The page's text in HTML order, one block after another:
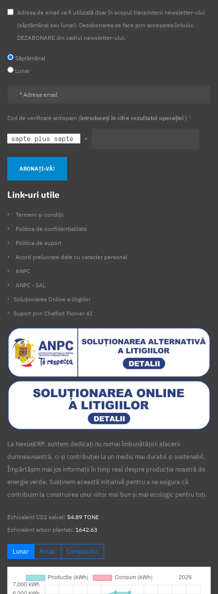
Adresa de email va fi utilizată doar în scopul transmiterii newsletter-ului
(săptămânal sau lunar). Dezabonarea se face prin accesarea linkului
DEZABONARE din cadrul newsletter-ului.
Săptămânal
Lunar
Cod de verificare antispam (introduceți în cifre rezultatul operației ) *
=
ABONAȚI-VĂ!
Link-uri utile
Termeni și condiții
Politica de confidențialitate
Politica de suport
Acord prelucrare date cu caracter personal
ANPC
ANPC - SAL
Soluționarea Online a litigiilor
Suport prin Chatbot Pionier AI
La NexusERP, suntem dedicați nu numai îmbunătățirii afacerii
dumneavoastră, ci și contribuției la un mediu mai durabil și sustenabil.
Împărtășim mai jos informații în timp real despre producția noastră de
energie verde. Susținem această inițiativă pentru a ne asigura că
contribuim la construirea unui viitor mai bun și mai ecologic pentru toți.
Echivalent CO2 salvat: 54.89 TONE
Echivalent arbori plantați: 1642.63
Lunar Anual Comparativ